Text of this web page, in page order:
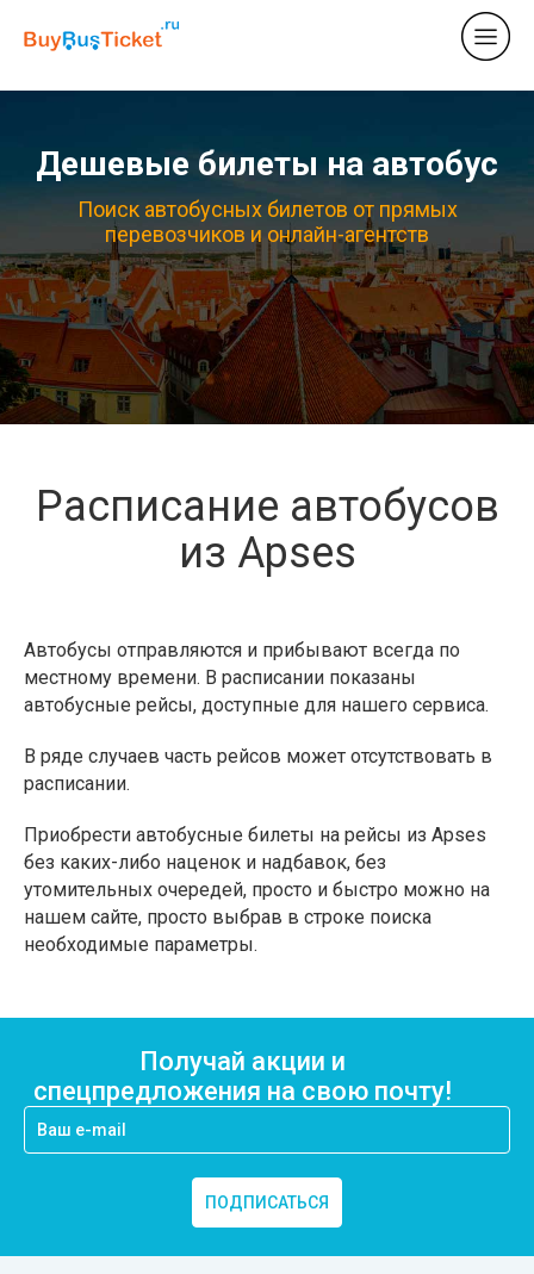
Дешевые билеты на автобус
Поиск автобусных билетов от прямых
перевозчиков и онлайн-агентств
Расписание автобусов
из Apses
Автобусы отправляются и прибывают всегда по
местному времени. В расписании показаны
автобусные рейсы, доступные для нашего сервиса.
В ряде случаев часть рейсов может отсутствовать в
расписании.
Приобрести автобусные билеты на рейсы из Apses
без каких-либо наценок и надбавок, без
утомительных очередей, просто и быстро можно на
нашем сайте, просто выбрав в строке поиска
необходимые параметры.
Получай акции и
спецпредложения на свою почту!
ПОДПИСАТЬСЯ